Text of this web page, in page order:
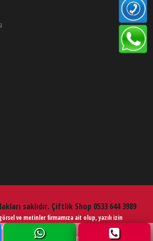
saklıdır. Çiftlik Shop 0533 644 3989
ve metinler firmamıza ait olup, yazılı izin
yasaktır.
Çiftlik Ekipmanları
Web Tasarım